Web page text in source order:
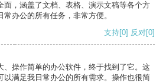
面，涵盖了文档、表格、演示文稿等各个方
办公的所有任务，非常方便。
支持[0] 反对[0]
、操作简单的办公软件，终于找到了它。这
以满足我日常办公的所有需求。操作也很简